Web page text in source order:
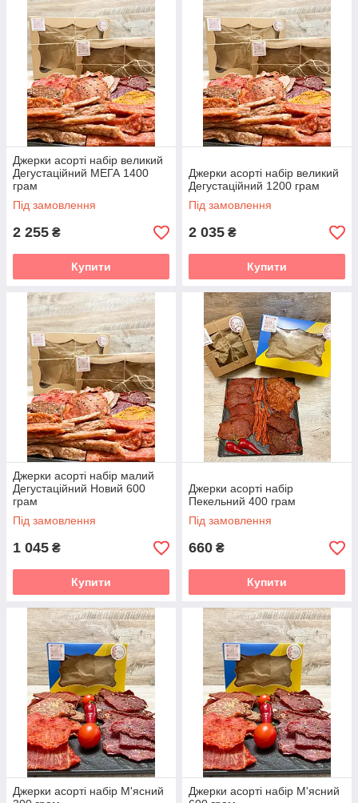
Джерки асорті набір великий
Дегустаційний МЕГА 1400
грам
Під замовлення
2 255 ₴
Купити
Джерки асорті набір великий
Дегустаційний 1200 грам
Під замовлення
2 035 ₴
Купити
Джерки асорті набір малий
Дегустаційний Новий 600
грам
Під замовлення
1 045 ₴
Купити
Джерки асорті набір
Пекельний 400 грам
Під замовлення
660 ₴
Купити
Джерки асорті набір М'ясний
Джерки асорті набір М'ясний